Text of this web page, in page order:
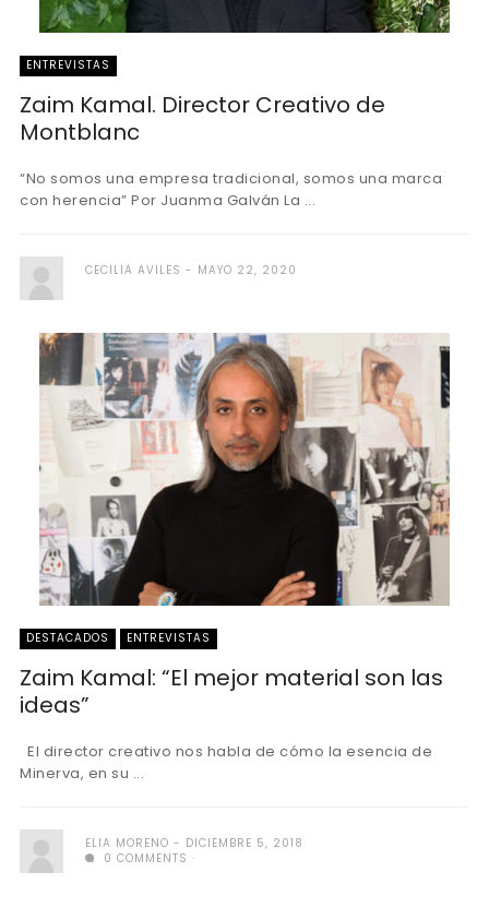
ENTREVISTAS
Zaim Kamal. Director Creativo de
Montblanc
“No somos una empresa tradicional, somos una marca
con herencia” Por Juanma Galván La ...
CECILIA AVILES MAYO 22, 2020
DESTACADOS ENTREVISTAS
Zaim Kamal: “El mejor material son las
ideas”
El director creativo nos habla de cómo la esencia de
Minerva, en su ...
ELIA MORENO
DICIEMBRE 5, 2018
0 COMMENTS